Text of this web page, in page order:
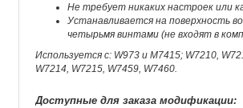
Не требует никаких настроек или
Устанавливается на поверхность
четырьмя винтами (не входят в
Используется с: W973 и M7415; W7210,
W7214, W7215, W7459, W7460.
Доступные для заказа модификации: